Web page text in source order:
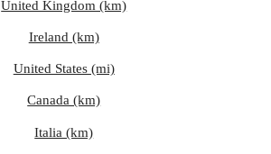
United Kingdom (km)
Ireland (km)
United States (mi)
Canada (km)
Italia (km)